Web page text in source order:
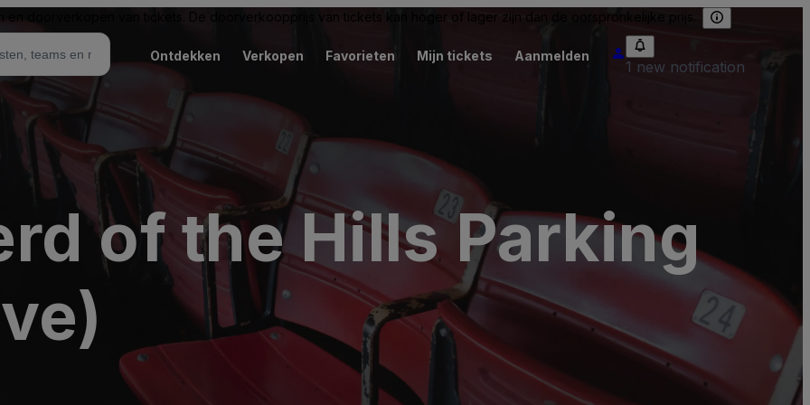
doorverkopen van tickets. De doorverkoopprijs van tickets kan hoger of lager zijn dan de oorspronkelijke prijs.
Ontdekken Verkopen Favorieten Mijn tickets Aanmelden
1 new notification
of the Hills Parking